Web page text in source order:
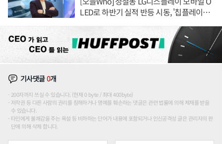
LED로 하반기 실적 반등 시동, '칩플레이
기사댓글0개
200자까지 쓰실 수 있습니다. (현재 0 byte / 최대 400byte)
저작권 등 다른 사람의 권리를 침해하거나 명예를 훼손하는 댓글은 관련 법률에 의해 제재를 받을
수 있습니다.
타인에게 불쾌감을 주는 욕설 등 비하하는 단어가 내용에 포함되거나 인신공격성 글은 관리자의 판
단에 의해 삭제 합니다.